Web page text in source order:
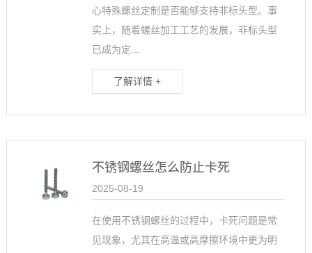
心特殊螺丝定制是否能够支持非标头型。事
实上，随着螺丝加工工艺的发展，非标头型
已成为定...
了解详情 +
不锈钢螺丝怎么防止卡死
2025-08-19
在使用不锈钢螺丝的过程中，卡死问题是常
见现象，尤其在高温或高摩擦环境中更为明